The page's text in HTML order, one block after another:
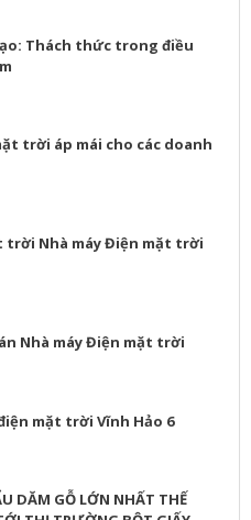
Thách thức trong điều
trời áp mái cho các doanh
trời Nhà máy Điện mặt trời
Nhà máy Điện mặt trời
mặt trời Vĩnh Hảo 6
DĂM GỖ LỚN NHẤT THẾ